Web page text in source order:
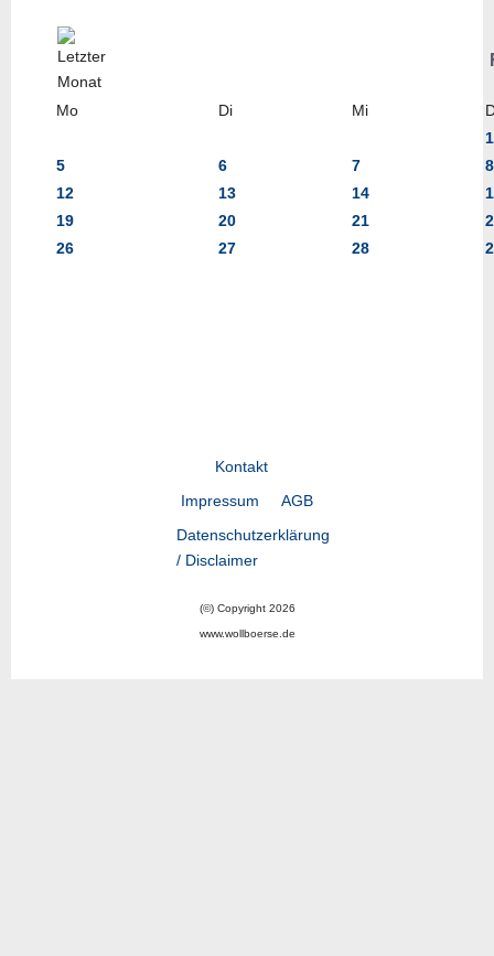
Mo Di Mi
1
5
6 7
8
12
13 14
19
20 21
26
27 28
Kontakt
Impressum
AGB
Datenschutzerklärung
/ Disclaimer
(©) Copyright 2026
www.wollboerse.de